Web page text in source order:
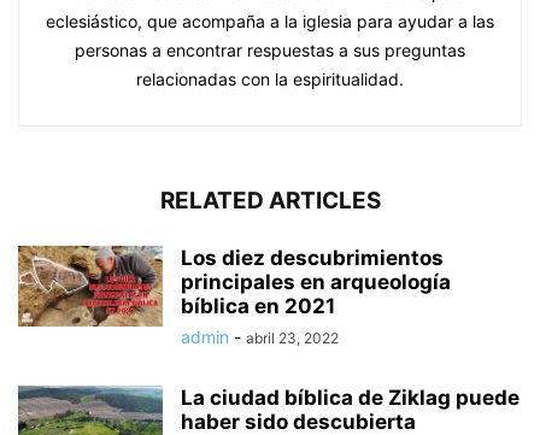
eclesiástico, que acompaña a la iglesia para ayudar a las
personas a encontrar respuestas a sus preguntas
relacionadas con la espiritualidad.
RELATED ARTICLES
Los diez descubrimientos
principales en arqueología
bíblica en 2021
admin - abril 23, 2022
La ciudad bíblica de Ziklag puede
haber sido descubierta